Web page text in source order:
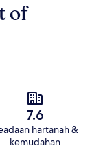
of
7.6
hartanah &
kemudahan